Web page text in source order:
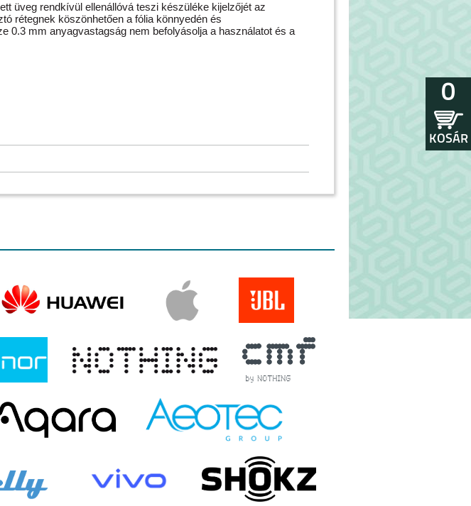
üveg rendkívül ellenállóvá teszi készüléke kijelzőjét az
rétegnek köszönhetően a fólia könnyedén és
0.3 mm anyagvastagság nem befolyásolja a használatot és a
0
KOSÁR